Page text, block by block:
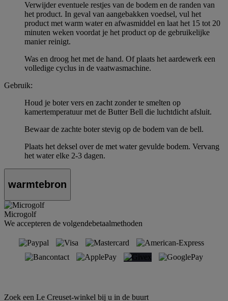
Verwijder eventuele restjes van de bodem en de randen van
het product. In geval van aangebakken voedsel, vul het
product met warm water en afwasmiddel en laat het 15 tot 20
minuten weken voordat je het product op de gebruikelijke
manier reinigt.
Was en droog het met de hand. Of plaats het aardewerk een
volledige cyclus in de vaatwasmachine.
Gebruik:
Houd je boter vers en zacht zonder te smelten op
kamertemperatuur met de Butter Bell die luchtdicht afsluit.
Bewaar de zachte boter stevig op de bodem van de bell.
Plaats het deksel over de met water gevulde bodem. Vervang
het water elke 2-3 dagen.
warmtebron
Microgolf
We accepteren de volgendebetaalmethoden
Zoek een Le Creuset-winkel bij u in de buurt